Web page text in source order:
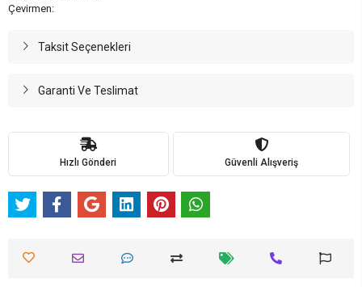
Çevirmen:
Taksit Seçenekleri
Garanti Ve Teslimat
Hızlı Gönderi Güvenli Alışveriş